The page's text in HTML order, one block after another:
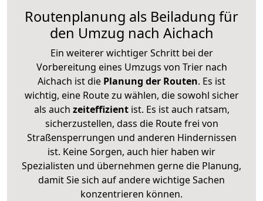
Routenplanung als Beiladung für
den Umzug nach Aichach
Ein weiterer wichtiger Schritt bei der
Vorbereitung eines Umzugs von Trier nach
Aichach ist die Planung der Routen. Es ist
wichtig, eine Route zu wählen, die sowohl sicher
als auch zeiteffizientist. Es ist auch ratsam,
sicherzustellen, dass die Route frei von
Straßensperrungen und anderen Hindernissen
ist. Keine Sorgen, auch hier haben wir
Spezialisten und übernehmen gerne die Planung,
damit Sie sich auf andere wichtige Sachen
konzentrieren können.